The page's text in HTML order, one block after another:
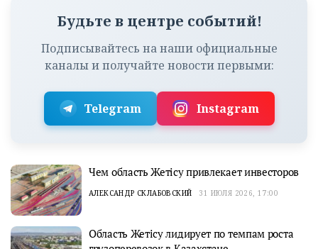
Будьте в центре событий!
Подписывайтесь на наши официальные
каналы и получайте новости первыми:
Telegram Instagram
Чем область Жетісу привлекает инвесторов
АЛЕКСАНДР СКЛАБОВСКИЙ 31 ИЮЛЯ 2026, 17:00
Область Жетісу лидирует по темпам роста